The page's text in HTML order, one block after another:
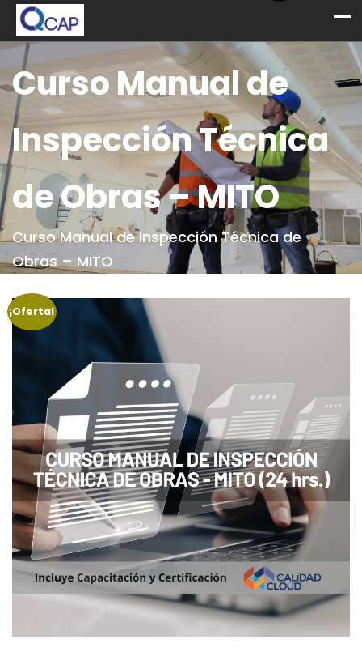
Curso Manual de
Inspección Técnica
de Obras – MITO
Curso Manual de Inspección Técnica de
Obras – MITO
¡Oferta!